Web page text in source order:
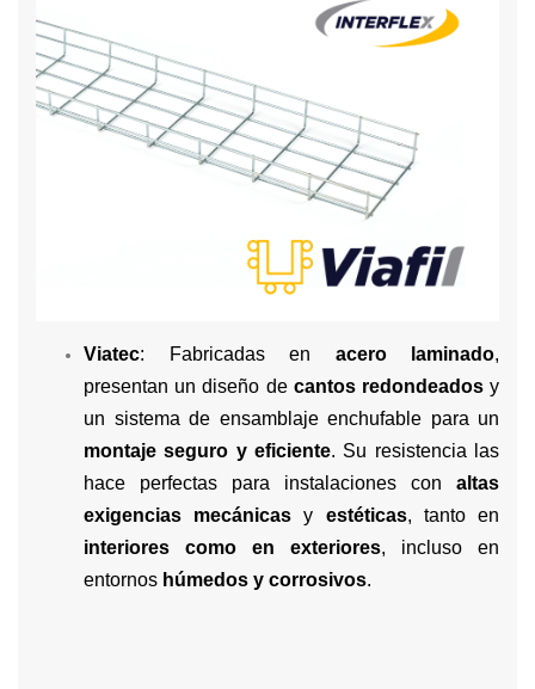
Viatec: Fabricadas en acero laminado,
presentan un diseño de cantos redondeadosy
un sistema de ensamblaje enchufable para un
montaje seguro y eficiente. Su resistencia las
hace perfectas para instalaciones con altas
exigencias mecánicasy estéticas, tanto en
interiores como en exteriores, incluso en
entornos húmedos y corrosivos.